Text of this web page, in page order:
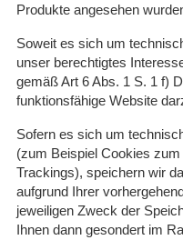
Produkte angesehen
Soweit es sich um
unser berechtigtes
gemäß Art 6 Abs. 1 S. 1 f)
funktionsfähige Website
Sofern es sich um
(zum Beispiel Cookies
Trackings), speichern wir
aufgrund Ihrer
jeweiligen Zweck der
Ihnen dann gesondert im